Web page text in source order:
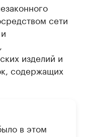
сети
изделий и
содержащих
в этом